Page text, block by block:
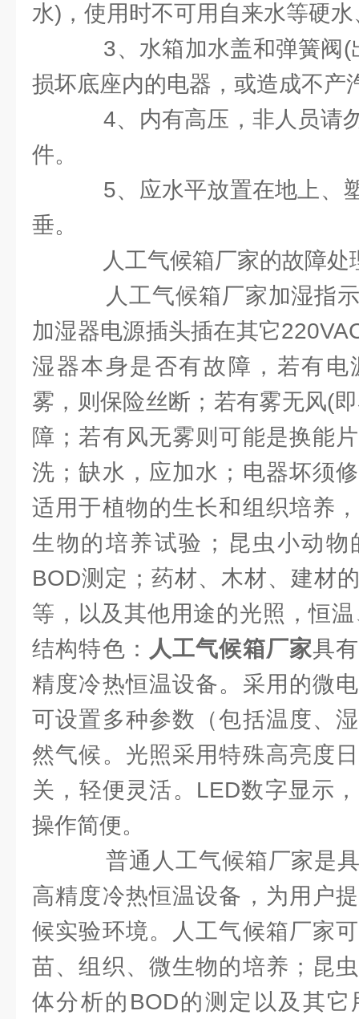
水)，使用时不可用自来水等硬
3、水箱加水盖和弹簧阀(
损坏底座内的电器，或造成不产
4、内有高压，非人员请
件。
5、应水平放置在地上、
垂。
人工气候箱厂家的故障处
人工气候箱厂家加湿指
加湿器电源插头插在其它
湿器本身是否有故障，若有电
雾，则保险丝断；若有雾无风(
障；若有风无雾则可能是换能
洗；缺水，应加水；电器坏须
适用于植物的生长和组织培养
生物的培养试验；昆虫小动物
BOD测定；药材、木材、建材
等，以及其他用途的光照，恒
结构特色： 人工气候箱厂家具
精度冷热恒温设备。采用的微
可设置多种参数（包括温度、
然气候。光照采用特殊高亮度
关，轻便灵活。LED数字显示
操作简便。
普通人工气候箱厂家是
高精度冷热恒温设备，为用户
候实验环境。人工气候箱厂家
苗、组织、微生物的培养；昆
体分析的BOD的测定以及其